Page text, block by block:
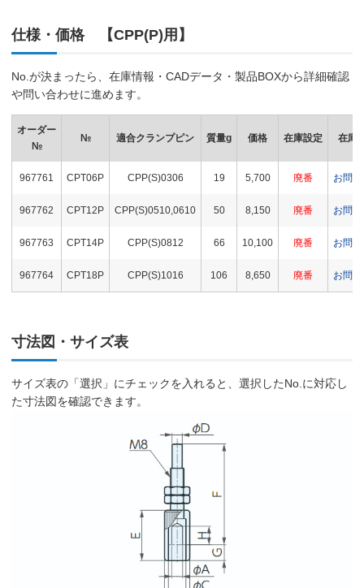
仕様・価格 【CPP(P)用】
No.が決まったら、在庫情報・CADデータ・製品BOXから詳細確認
や問い合わせに進めます。
オーダー
№
№ 適合クランプピン 質量g 価格 在庫設定 在庫
967761 CPT06P CPP(S)0306 19 5,700 廃番 お問
967762 CPT12P CPP(S)0510,0610 50 8,150 廃番 お問
967763 CPT14P CPP(S)0812 66 10,100 廃番 お問
967764 CPT18P CPP(S)1016 106 8,650 廃番 お問
寸法図・サイズ表
サイズ表の「選択」にチェックを入れると、選択したNo.に対応し
た寸法図を確認できます。